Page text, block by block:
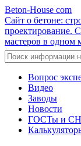
Beton-House com
Сайт о бетоне:
проектирование.
мастеров в одном
Вопрос
Видео
Заводы
Новости
ГОСТы и